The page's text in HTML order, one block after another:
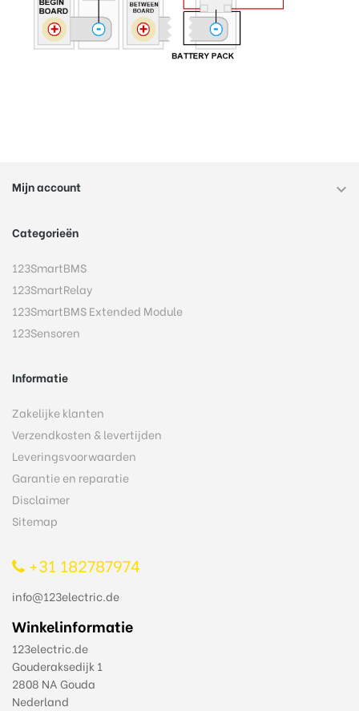
Mijn account 
Categorieën
123SmartBMS
123SmartRelay
123SmartBMS Extended Module
123Sensoren
Informatie
Zakelijke klanten
Verzendkosten & levertijden
Leveringsvoorwaarden
Garantie en reparatie
Disclaimer
Sitemap
+31 182787974
info@123electric.de
Winkelinformatie
123electric.de
Gouderaksedijk 1
2808 NA Gouda
Nederland